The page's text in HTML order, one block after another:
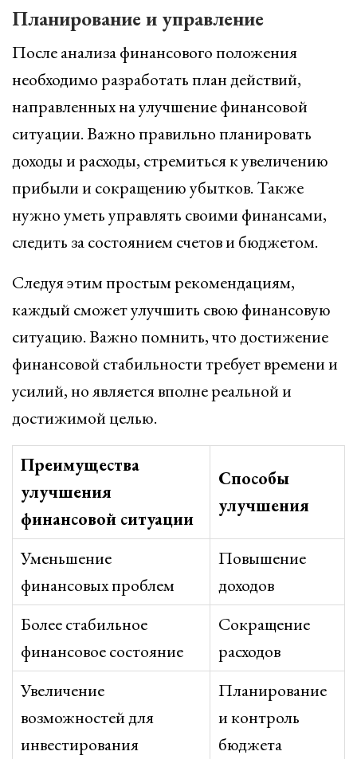
Планирование и управление
После анализа финансового положения
необходимо разработать план действий,
направленных на улучшение финансовой
ситуации. Важно правильно планировать
доходы и расходы, стремиться к увеличению
прибыли и сокращению убытков. Также
нужно уметь управлять своими финансами,
следить за состоянием счетов и бюджетом.
Следуя этим простым рекомендациям,
каждый сможет улучшить свою финансовую
ситуацию. Важно помнить, что достижение
финансовой стабильности требует времени и
усилий, но является вполне реальной и
достижимой целью.
Преимущества
улучшения
финансовой ситуации
Способы
улучшения
Уменьшение
финансовых проблем
Повышение
доходов
Более стабильное
финансовое состояние
Сокращение
расходов
Увеличение
возможностей для
инвестирования
Планирование
и контроль
бюджета